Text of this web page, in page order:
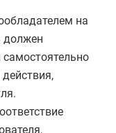
на
должен